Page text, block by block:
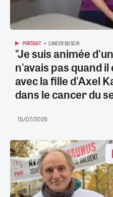
PORTRAIT CANCER DU SEIN
"Je suis animée
n'avais pas quand
avec la fille d'Axel
dans le cancer du
15/07/2026